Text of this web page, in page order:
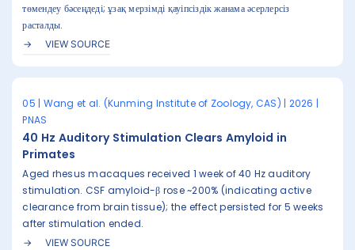
төмендеу бәсеңдеді; ұзақ мерзімді қауіпсіздік жанама әсерлерсіз
расталды.
VIEW SOURCE
05 | Wang et al. (Kunming Institute of Zoology, CAS) | 2026 |
PNAS
40 Hz Auditory Stimulation Clears Amyloid in
Primates
Aged rhesus macaques received 1 week of 40 Hz auditory
stimulation. CSF amyloid-β rose ~200% (indicating active
clearance from brain tissue); the effect persisted for 5 weeks
after stimulation ended.
VIEW SOURCE